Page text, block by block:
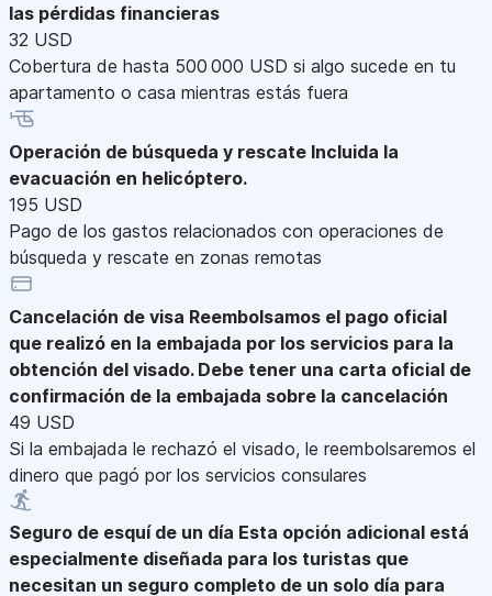
las pérdidas financieras
32 USD
Cobertura de hasta 500 000 USD si algo sucede en tu
apartamento o casa mientras estás fuera
Operación de búsqueda y rescate Incluida la
evacuación en helicóptero.
195 USD
Pago de los gastos relacionados con operaciones de
búsqueda y rescate en zonas remotas
Cancelación de visa Reembolsamos el pago oficial
que realizó en la embajada por los servicios para la
obtención del visado. Debe tener una carta oficial de
confirmación de la embajada sobre la cancelación
49 USD
Si la embajada le rechazó el visado, le reembolsaremos el
dinero que pagó por los servicios consulares
Seguro de esquí de un día Esta opción adicional está
especialmente diseñada para los turistas que
necesitan un seguro completo de un solo día para